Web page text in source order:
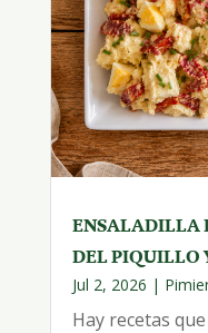
ENSALADILLA
DEL PIQUILLO
Jul 2, 2026 |
Hay recetas